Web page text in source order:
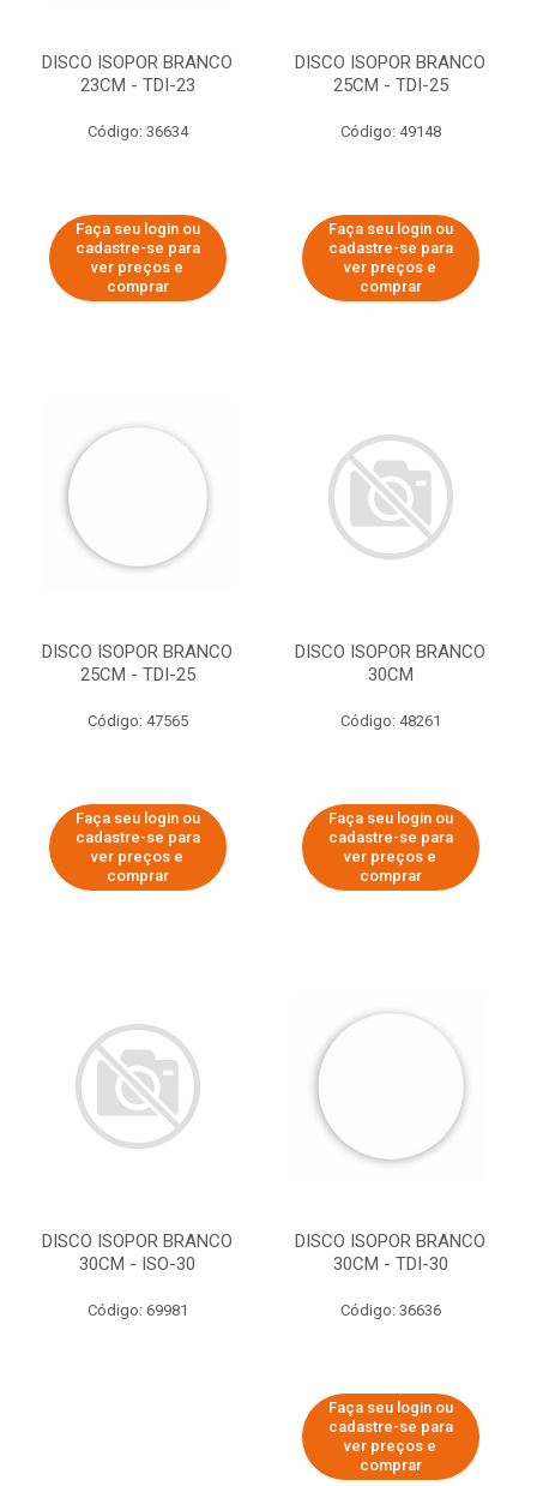
DISCO ISOPOR BRANCO
23CM - TDI-23
Código: 36634
Faça seu login ou
cadastre-se para
ver preços e
comprar
DISCO ISOPOR BRANCO
25CM - TDI-25
Código: 49148
Faça seu login ou
cadastre-se para
ver preços e
comprar
DISCO ISOPOR BRANCO
25CM - TDI-25
Código: 47565
Faça seu login ou
cadastre-se para
ver preços e
comprar
DISCO ISOPOR BRANCO
30CM
Código: 48261
Faça seu login ou
cadastre-se para
ver preços e
comprar
DISCO ISOPOR BRANCO
30CM - ISO-30
Código: 69981
DISCO ISOPOR BRANCO
30CM - TDI-30
Código: 36636
Faça seu login ou
cadastre-se para
ver preços e
comprar